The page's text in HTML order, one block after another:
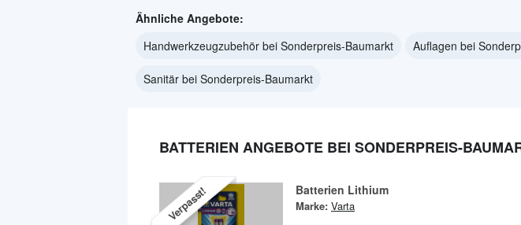
Ähnliche Angebote:
Handwerkzeugzubehör bei Sonderpreis-Baumarkt
Auflagen bei
Sanitär bei Sonderpreis-Baumarkt
BATTERIEN ANGEBOTE BEI SONDERPREIS-
Verpasst! Batterien Lithium
Marke: Varta